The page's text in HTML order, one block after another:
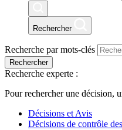
Rechercher
Recherche par mots-clés
Rechercher
Recherche experte :
Pour rechercher une décision,
Décisions et Avis
Décisions de contrôle